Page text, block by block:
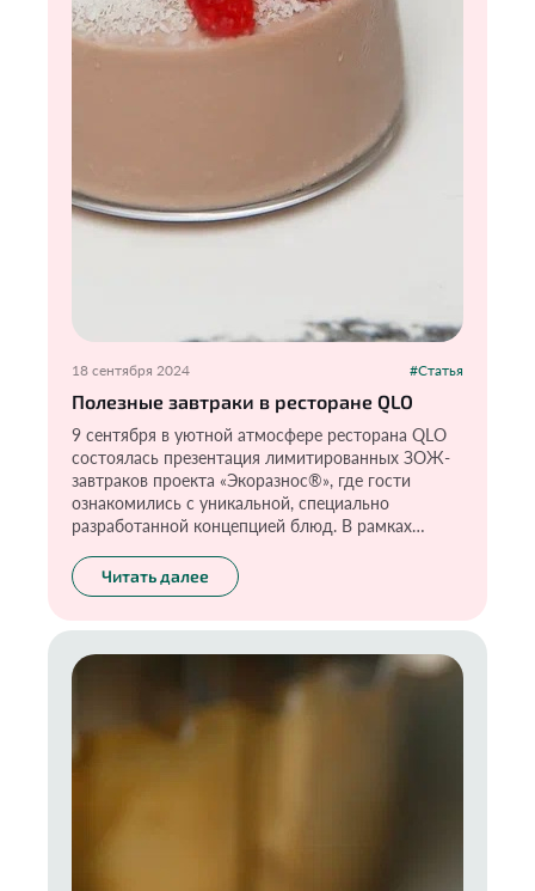
18 сентября 2024 #Статья
Полезные завтраки в ресторане QLO
9 сентября в уютной атмосфере ресторана QLO
состоялась презентация лимитированных ЗОЖ-
завтраков проекта «Экоразнос®️», где гости
ознакомились с уникальной, специально
разработанной концепцией блюд. В рамках
получили приятные подарки от брендов-
партнеров акции «Краснополянская косметика» и
Читать далее